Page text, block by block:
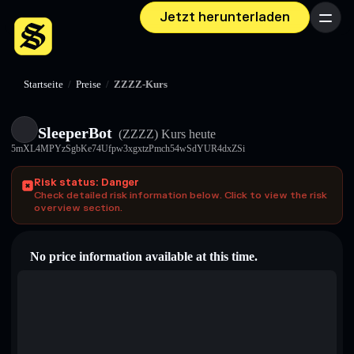
Jetzt herunterladen Menü
Startseite / Preise / ZZZZ-Kurs
SleeperBot (ZZZZ) Kurs heute
5mXL4MPYzSgbKe74Ufpw3xgxtzPmch54wSdYUR4dxZSi
Risk status: Danger
Check detailed risk information below. Click to view the risk
overview section.
No price information available at this time.